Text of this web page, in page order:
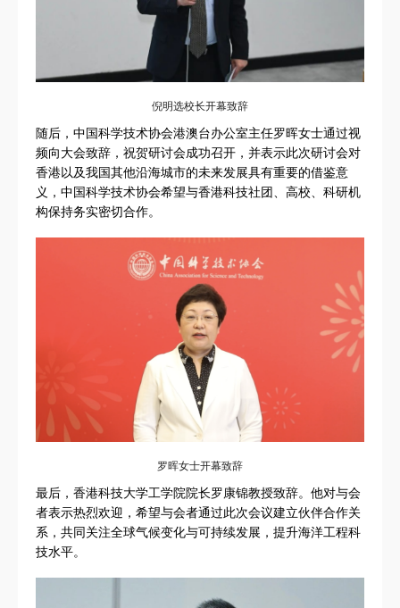
倪明选校长开幕致辞
随后，中国科学技术协会港澳台办公室主任罗晖女士通过视
频向大会致辞，祝贺研讨会成功召开，并表示此次研讨会对
香港以及我国其他沿海城市的未来发展具有重要的借鉴意
义，中国科学技术协会希望与香港科技社团、高校、科研机
构保持务实密切合作。
罗晖女士开幕致辞
最后，香港科技大学工学院院长罗康锦教授致辞。他对与会
者表示热烈欢迎，希望与会者通过此次会议建立伙伴合作关
系，共同关注全球气候变化与可持续发展，提升海洋工程科
技水平。